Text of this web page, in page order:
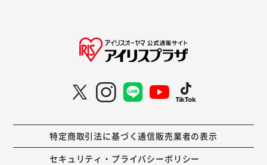
特定商取引法に基づく通信販売業者の表示
セキュリティ・プライバシーポリシー